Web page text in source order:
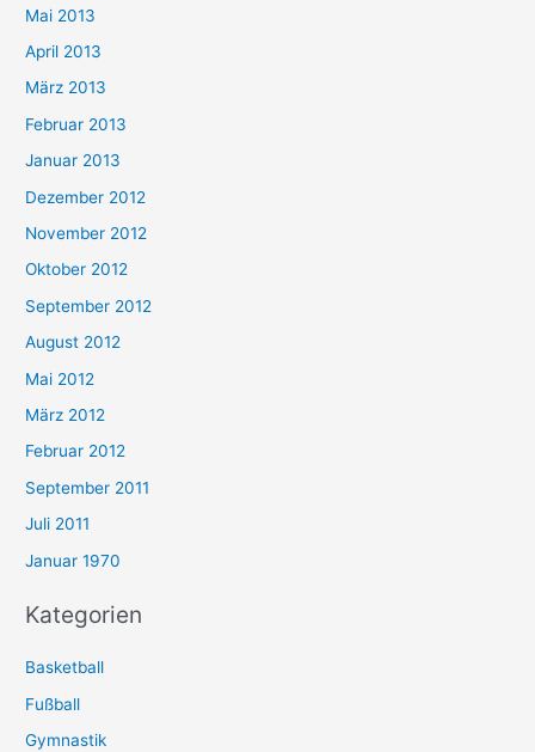
Mai 2013
April 2013
März 2013
Februar 2013
Januar 2013
Dezember 2012
November 2012
Oktober 2012
September 2012
August 2012
Mai 2012
März 2012
Februar 2012
September 2011
Juli 2011
Januar 1970
Kategorien
Basketball
Fußball
Gymnastik